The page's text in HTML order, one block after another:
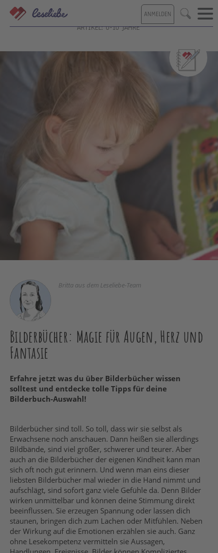
Direkt
zum
Inhalt
ANMELDEN Suche
ARTIKEL: 0-10 JAHRE
Britta aus dem Leseliebe-Team
Bilderbücher: Magie für Augen, Herz und
Fantasie
Erfahre jetzt was du über Bilderbücher wissen
solltest und entdecke tolle Tipps für deine
Bilderbuch-Auswahl!
Bilderbücher sind toll. So toll, dass wir sie selbst als
Erwachsene noch anschauen. Dann heißen sie allerdings
Bildbände, sind viel größer, schwerer und teurer. Aber
auch an die Bilderbücher der eigenen Kindheit kann man
sich oft noch gut erinnern. Und wenn man eins dieser
liebsten Bilderbücher mal wieder in die Hand nimmt und
aufschlägt, sind sofort ganz viele Gefühle da. Denn Bilder
wirken unmittelbar und können deine Stimmung direkt
beeinflussen. Sie erzeugen Spannung oder lassen dich
staunen, bringen dich zum Lachen oder Mitfühlen. Neben
der Wirkung auf die Emotionen erzählen sie auch. Ganz
ohne Lesekompetenz vermitteln sie Aussagen,